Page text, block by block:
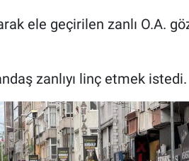
ele geçirilen zanlı O.A.
zanlıyı linç etmek istedi.